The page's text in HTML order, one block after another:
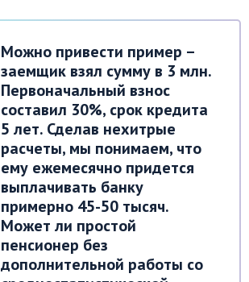
Можно привести пример –
заемщик взял сумму в 3 млн.
Первоначальный взнос
составил 30%, срок кредита
5 лет. Сделав нехитрые
расчеты, мы понимаем, что
ему ежемесячно придется
выплачивать банку
примерно 45-50 тысяч.
Может ли простой
пенсионер без
дополнительной работы со